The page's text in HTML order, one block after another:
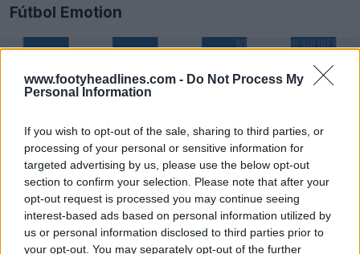
www.footyheadlines.com - Do Not Process My
Personal Information
If you wish to opt-out of the sale, sharing to third parties, or
processing of your personal or sensitive information for
targeted advertising by us, please use the below opt-out
section to confirm your selection. Please note that after your
opt-out request is processed you may continue seeing
interest-based ads based on personal information utilized by
us or personal information disclosed to third parties prior to
your opt-out. You may separately opt-out of the further
Fútbol Emotion